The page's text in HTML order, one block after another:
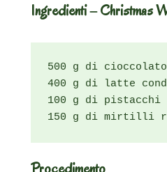
Ingredienti – Christmas
500 g di
400 g di latte
100 g di
150 g di mirtilli